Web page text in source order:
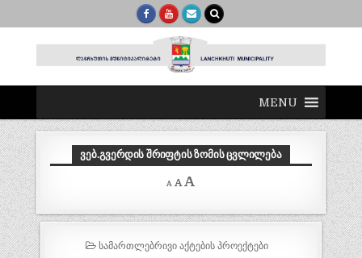
MENU
ᲕᲔᲑ.ᲒᲕᲔᲠᲓᲘᲡ ᲨᲠᲘᲤᲢᲘᲡ ᲖᲝᲛᲘᲡ ᲪᲕᲚᲘᲚᲔᲑᲐ
A
Decrease
font
A Reset
A
size.
POSTED
ᲡᲐᲛᲐᲠᲗᲚᲔᲑᲠᲘᲕᲘ ᲐᲥᲢᲔᲑᲘᲡ ᲞᲠᲝᲔᲥᲢᲔᲑᲘ